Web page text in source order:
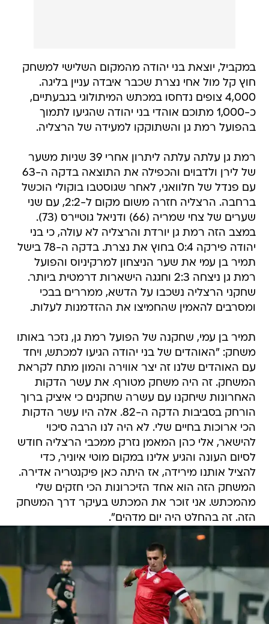
במקביל, יוצאת בני יהודה מהמקום השלישי למשחק
חוץ קל מול אחי נצרת שכבר איבדה עניין בליגה.
4,000 צופים נדחסו במכתש המיתולוגי בגבעתיים,
כ-1,000 מתוכם אוהדי בני יהודה שהגיעו לתמוך
בהפועל רמת גן והשתוקקו למעידה של הרצליה.
רמת גן עלתה עלתה ליתרון אחרי 39 שניות משער
של לירן ולדבוים והכפילה את התוצאה בדקה ה-63
עם פנדל של חלוואני, לאחר שגוסטבו בוקולי הוכשל
ברחבה. הרצליה חזרה משום מקום ל-2:2, עם שני
שערים של צחי שמריה (66) ודניאל גוטיירס (73).
במצב הזה רמת גן יורדת והרצליה לא עולה, כי בני
יהודה פירקה 0:4 בחוץ את נצרת. בדקה ה-78 בישל
תמיר בן עמי את שער הניצחון למרקיניוס והפועל
רמת גן ניצחה 2:3 וחגגה הישארות דרמטית ביותר.
שחקני הרצליה נשכבו על הדשא, ממררים בבכי
ומסרבים להאמין שהחמיצו את ההזדמנות לעלות.
תמיר בן עמי, שחקנה של הפועל רמת גן, נזכר באותו
משחק: "האוהדים של בני יהודה הגיעו למכתש, ויחד
עם האוהדים שלנו זה יצר אווירה והמון מתח לקראת
המשחק. זה היה משחק מטורף. את עשר הדקות
האחרונות שיחקנו עם עשרה שחקנים כי איציק ברוך
הורחק בסביבות הדקה ה-82. אלה היו עשר הדקות
הכי ארוכות בחיים שלי. לא היה לנו הרבה סיכוי
להישאר, אלי כהן המאמן נזרק ממכבי הרצליה חודש
לסיום העונה והגיע אלינו במקום מוטי איוניר, כדי
להציל אותנו מירידה, אז היתה כאן פיקנטריה אדירה.
המשחק הזה הוא אחד הזיכרונות הכי חזקים שלי
מהמכתש. אני זוכר את המכתש בעיקר דרך המשחק
הזה. זה בהחלט היה יום מדהים".